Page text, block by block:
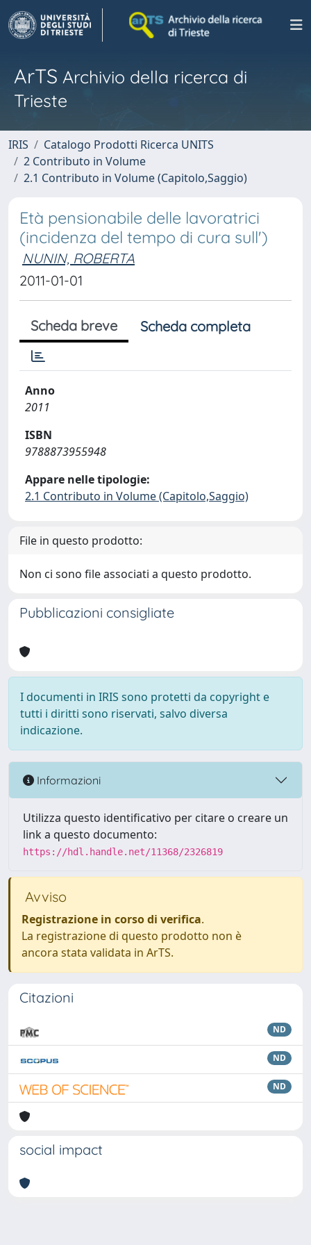
ArTS Archivio della ricerca di
Trieste
IRIS
Catalogo Prodotti Ricerca UNITS
2 Contributo in Volume
2.1 Contributo in Volume (Capitolo,Saggio)
Età pensionabile delle lavoratrici
(incidenza del tempo di cura sull')
NUNIN, ROBERTA
2011-01-01
Scheda breve Scheda completa
Anno
2011
ISBN
9788873955948
Appare nelle tipologie:
2.1 Contributo in Volume (Capitolo,Saggio)
File in questo prodotto:
Non ci sono file associati a questo prodotto.
Pubblicazioni consigliate
I documenti in IRIS sono protetti da copyright e
tutti i diritti sono riservati, salvo diversa
indicazione.
Informazioni
Utilizza questo identificativo per citare o creare un
link a questo documento:
https://hdl.handle.net/11368/2326819
Avviso
Registrazione in corso di verifica.
La registrazione di questo prodotto non è
ancora stata validata in ArTS.
Citazioni
ND
ND
ND
social impact